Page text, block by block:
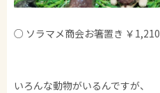
○ ソラマメ商会お箸置き ￥1,210
いろんな動物がいるんですが、